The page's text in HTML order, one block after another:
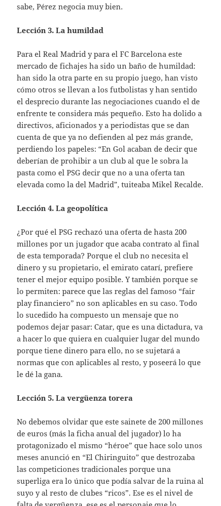
sabe, Pérez negocia muy bien.
Lección 3. La humildad
Para el Real Madrid y para el FC Barcelona este
mercado de fichajes ha sido un baño de humildad:
han sido la otra parte en su propio juego, han visto
cómo otros se llevan a los futbolistas y han sentido
el desprecio durante las negociaciones cuando el de
enfrente te considera más pequeño. Esto ha dolido a
directivos, aficionados y a periodistas que se dan
cuenta de que ya no defienden al pez más grande,
perdiendo los papeles: “En Gol acaban de decir que
deberían de prohibir a un club al que le sobra la
pasta como el PSG decir que no a una oferta tan
elevada como la del Madrid”, tuiteaba Mikel Recalde.
Lección 4. La geopolítica
¿Por qué el PSG rechazó una oferta de hasta 200
millones por un jugador que acaba contrato al final
de esta temporada? Porque el club no necesita el
dinero y su propietario, el emirato catarí, prefiere
tener el mejor equipo posible. Y también porque se
lo permiten: parece que las reglas del famoso “fair
play financiero” no son aplicables en su caso. Todo
lo sucedido ha compuesto un mensaje que no
podemos dejar pasar: Catar, que es una dictadura, va
a hacer lo que quiera en cualquier lugar del mundo
porque tiene dinero para ello, no se sujetará a
normas que con aplicables al resto, y poseerá lo que
le dé la gana.
Lección 5. La vergüenza torera
No debemos olvidar que este sainete de 200 millones
de euros (más la ficha anual del jugador) lo ha
protagonizado el mismo “héroe” que hace solo unos
meses anunció en “El Chiringuito” que destrozaba
las competiciones tradicionales porque una
superliga era lo único que podía salvar de la ruina al
suyo y al resto de clubes “ricos”. Ese es el nivel de